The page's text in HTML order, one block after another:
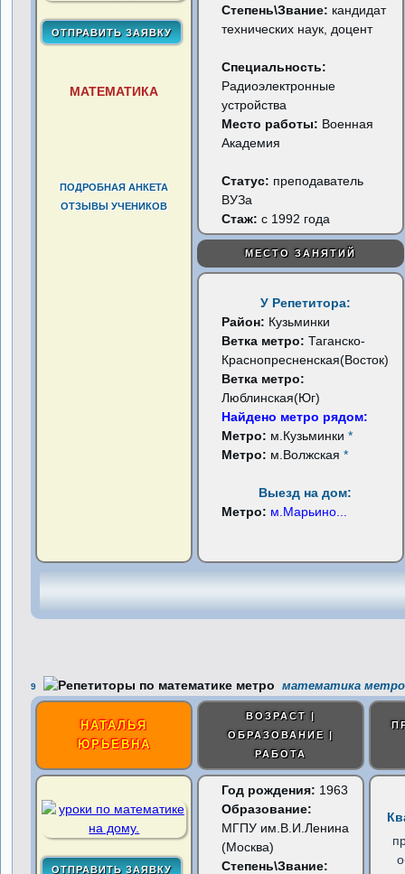
МАТЕМАТИКА
ПОДРОБНАЯ АНКЕТА
ОТЗЫВЫ УЧЕНИКОВ
Степень\Звание: кандидат
технических наук, доцент
Специальность:
Радиоэлектронные
устройства
Место работы: Военная
Академия
Статус: преподаватель
ВУЗа
Стаж: с 1992 года
МЕСТО ЗАНЯТИЙ
У Репетитора:
Район: Кузьминки
Ветка метро:Таганско-
Краснопресненская(Восток)
Ветка метро:
Люблинская(Юг)
Найдено метро рядом:
Метро: м.Кузьминки*
Метро: м.Волжская*
Выезд на дом:
Метро: м.Марьино
9 математика
НАТАЛЬЯ
ЮРЬЕВНА
ВОЗРАСТ |
ОБРАЗОВАНИЕ |
РАБОТА
Год рождения: 1963
Образование:
МГПУ им.В.И.Ленина
(Москва)
Степень\Звание: